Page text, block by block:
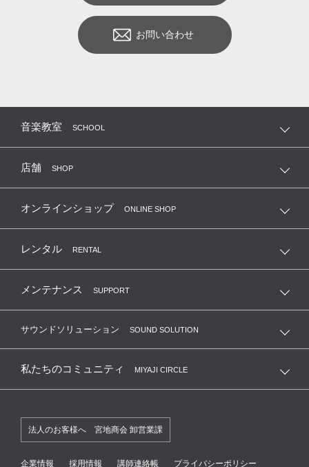
お問い合わせ
音楽教室 SCHOOL
店舗 SHOP
オンラインショップ ONLINE SHOP
レンタル RENTAL
メンテナンス SUPPORT
サウンドソリューション SOUND SOLUTION
私たちのコミュニティ MIYAJI CIRCLE
法人のお客様へ 宮地商会 卸営業課
企業情報 採用情報 講師連絡帳 プライバシーポリシー